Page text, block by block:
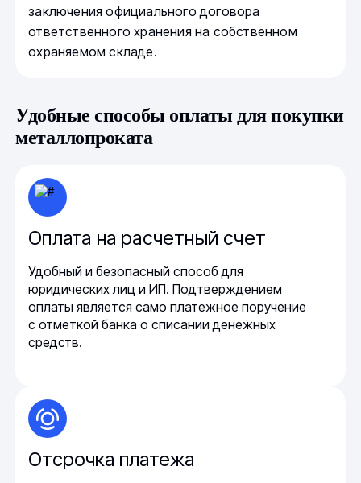
заключения официального договора
ответственного хранения на собственном
охраняемом складе.
Удобные способы оплаты для покупки
металлопроката
Оплата на расчетный счет
Удобный и безопасный способ для
юридических лиц и ИП. Подтверждением
оплаты является само платежное поручение
с отметкой банка о списании денежных
средств.
Отсрочка платежа